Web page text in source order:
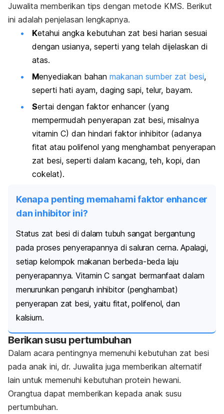
Juwalita memberikan tips dengan metode KMS. Berikut
ini adalah penjelasan lengkapnya.
Ketahui angka kebutuhan zat besi harian sesuai
dengan usianya, seperti yang telah dijelaskan di
atas.
Menyediakan bahan makanan sumber zat besi,
seperti hati ayam, daging sapi, telur, bayam.
Sertai dengan faktor enhancer(yang
mempermudah penyerapan zat besi, misalnya
vitamin C) dan hindari faktor inhibitor(adanya
fitat atau polifenol yang menghambat penyerapan
zat besi, seperti dalam kacang, teh, kopi, dan
cokelat).
Kenapa penting memahami faktor enhancer
dan inhibitor ini?
Status zat besi di dalam tubuh sangat bergantung
pada proses penyerapannya di saluran cerna. Apalagi,
setiap kelompok makanan berbeda-beda laju
penyerapannya. Vitamin C sangat bermanfaat dalam
menurunkan pengaruhinhibitor(penghambat)
penyerapan zat besi, yaitu fitat, polifenol, dan
kalsium.
Berikan susu pertumbuhan
Dalam acara pentingnya memenuhi kebutuhan zat besi
pada anak ini, dr. Juwalita juga memberikan alternatif
lain untuk memenuhi kebutuhan protein hewani.
Orangtua dapat memberikan kepada anak susu
pertumbuhan.